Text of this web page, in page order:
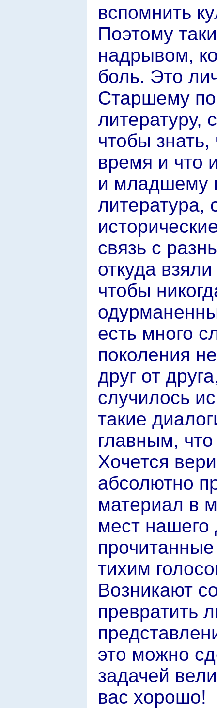
вспомнить
Поэтому
надрывом,
боль. Это
Старшему
литературу,
чтобы
время и что
и младшему
литература,
связь с
откуда
чтобы
есть много
поколения
друг от
случилось
такие
главным,
Хочется
абсолютно
материал в
мест нашего
тихим
Возникают
превратить
это можно
задачей
вас хорошо!